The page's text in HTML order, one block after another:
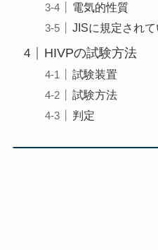
電気的性質
JISに規定され
HIVPの試験方法
試験装置
試験方法
判定